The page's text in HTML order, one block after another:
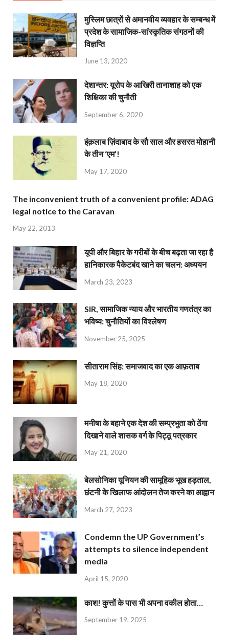
मुस्लिम छात्रों से अमानवीय व्यवहार के सम्बन्ध में
प्रदेश के सामाजिक-सांस्कृतिक संगठनों की
विज्ञप्ति
June 13, 2020
देशान्‍तर: यूरोप के आखिरी तानाशाह को एक
शिक्षिका की चुनौती
September 6, 2020
इंक़लाब ज़िंदाबाद के सौ साल और हसरत मोहानी
के तीन ‘एम’!
May 17, 2020
The inconvenient truth of a convenient profile: ADAG
legal notice to the Caravan
May 22, 2013
यूपी और बिहार के गरीबों के बीच बढ़ता जा रहा है
हानिकारक पैकेटबंद खाने का चलन: अध्ययन
March 23, 2023
SIR, सामाजिक न्याय और भारतीय गणतंत्र का
भविष्य: चुनौतियों का विश्लेषण
November 25, 2025
सीताराम सिंह: समाजवाद का एक आफ़ताब
May 18, 2020
मनीषा के बहाने एक देश की सम्प्रभुता को ठेंगा
दिखाने वाले शासक वर्ग के पिट्ठू पत्रकार
May 21, 2020
बेलसोनिका यूनियन की सामूहिक भूख हड़ताल,
छंटनी के खिलाफ आंदोलन तेज करने का आह्वान
March 27, 2023
Condemn the UP Government’s
attempts to silence independent
media
April 15, 2020
काश! कुत्तों के पास भी अपना वकील होता…
September 19, 2025